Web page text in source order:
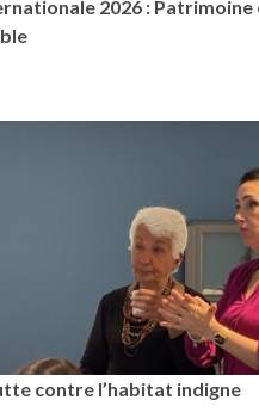
2026 : Patrimoine
contre l’habitat indigne